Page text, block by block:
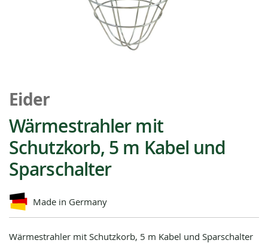
Anfang
der
Bildgalerie
springen
Eider
Wärmestrahler mit
Schutzkorb, 5 m Kabel und
Sparschalter
Made in Germany
Wärmestrahler mit Schutzkorb, 5 m Kabel und Sparschalter